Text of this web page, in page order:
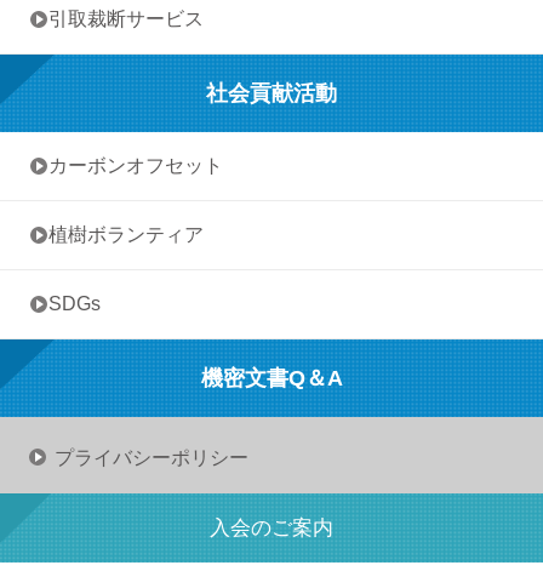
• 引取裁断サービス
社会貢献活動
• カーボンオフセット
• 植樹ボランティア
• SDGs
機密文書Q＆A
プライバシーポリシー
入会のご案内